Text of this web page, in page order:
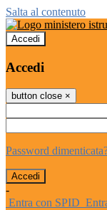
Salta al contenuto
Accedi
Accedi
button close ×
Password
-
Entra con SPID